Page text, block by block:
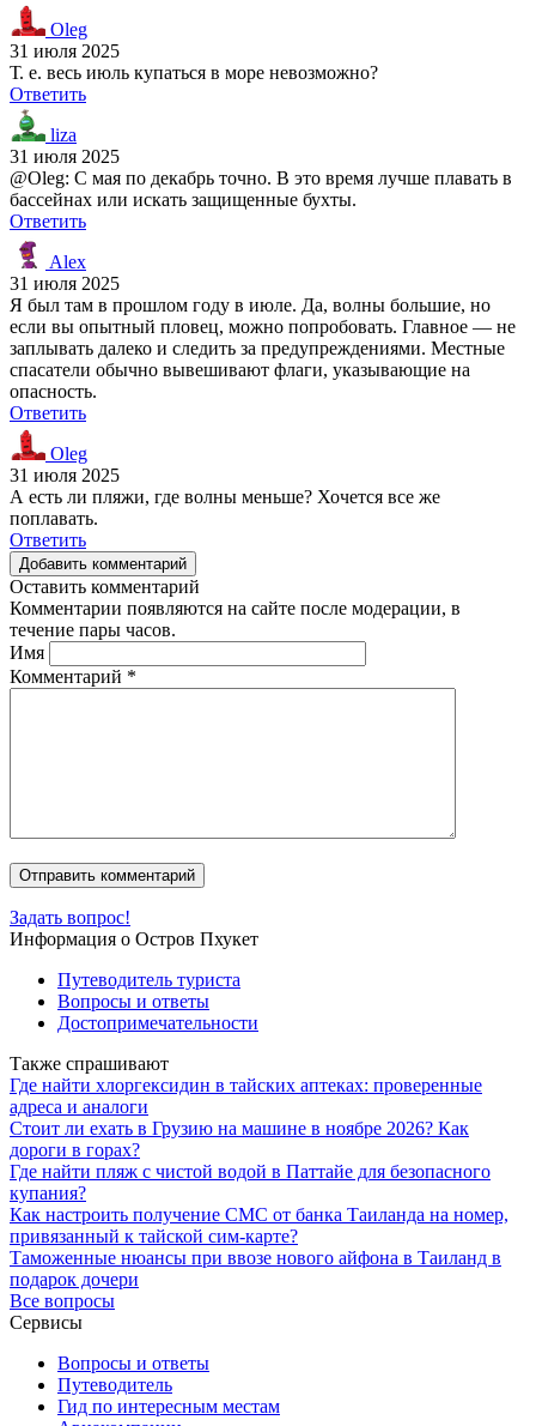
Oleg
31 июля 2025
Т. е. весь июль купаться в море невозможно?
Ответить
liza
31 июля 2025
@Oleg: С мая по декабрь точно. В это время лучше плавать в
бассейнах или искать защищенные бухты.
Ответить
Alex
31 июля 2025
Я был там в прошлом году в июле. Да, волны большие, но
если вы опытный пловец, можно попробовать. Главное — не
заплывать далеко и следить за предупреждениями. Местные
спасатели обычно вывешивают флаги, указывающие на
опасность.
Ответить
Oleg
31 июля 2025
А есть ли пляжи, где волны меньше? Хочется все же
поплавать.
Ответить
Добавить комментарий
Оставить комментарий
Комментарии появляются на сайте после модерации, в
течение пары часов.
Имя
Комментарий *
Задать вопрос!
Информация о Остров Пхукет
Путеводитель туриста
Вопросы и ответы
Достопримечательности
Также спрашивают
Где найти хлоргексидин в тайских аптеках: проверенные
адреса и аналоги
Стоит ли ехать в Грузию на машине в ноябре 2026? Как
дороги в горах?
Где найти пляж с чистой водой в Паттайе для безопасного
купания?
Как настроить получение СМС от банка Таиланда на номер,
привязанный к тайской сим-карте?
Таможенные нюансы при ввозе нового айфона в Таиланд в
подарок дочери
Все вопросы
Сервисы
Вопросы и ответы
Путеводитель
Гид по интересным местам